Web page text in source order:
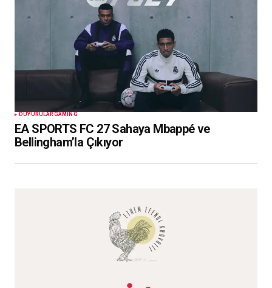
DUYURULAR GAMING
EA SPORTS FC 27 Sahaya Mbappé ve
Bellingham’la Çıkıyor